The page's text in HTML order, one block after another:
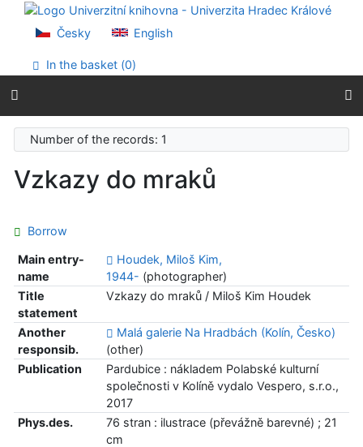
Go to content
Go to menu
Accessibility declaration
Česky English
In the basket (0)
Number of the records: 1
Vzkazy do mraků
Borrow
Main entry-
name
Houdek, Miloš Kim,
1944- (photographer)
Title
statement
Vzkazy do mraků / Miloš Kim Houdek
Another
responsib.
Malá galerie Na Hradbách (Kolín, Česko)
(other)
Publication
Pardubice : nákladem Polabské kulturní
společnosti v Kolíně vydalo Vespero, s.r.o.,
2017
Phys.des.
76 stran : ilustrace (převážně barevné) ; 21
cm